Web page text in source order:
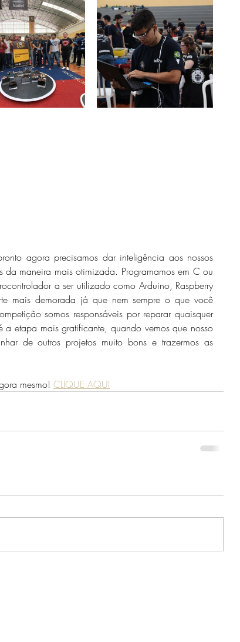
da maneira mais otimizada. Programamos em C ou
a ser utilizado como Arduino, Raspberry
mais demorada já que nem sempre o que você
somos responsáveis por reparar quaisquer
a etapa mais gratificante, quando vemos que nosso
de outros projetos muito bons e trazermos as
mesmo! CLIQUE AQUI